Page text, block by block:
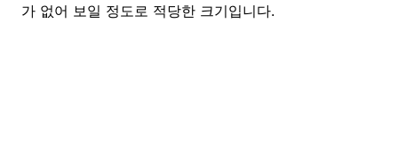
가 없어 보일 정도로 적당한 크기입니다.